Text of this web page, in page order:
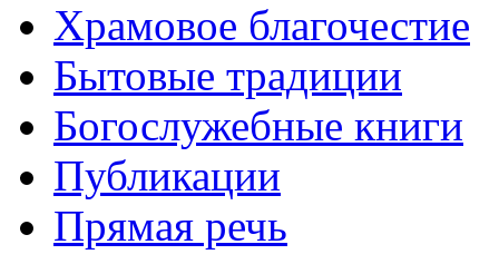
Храмовое благочестие
Бытовые традиции
Богослужебные книги
Публикации
Прямая речь